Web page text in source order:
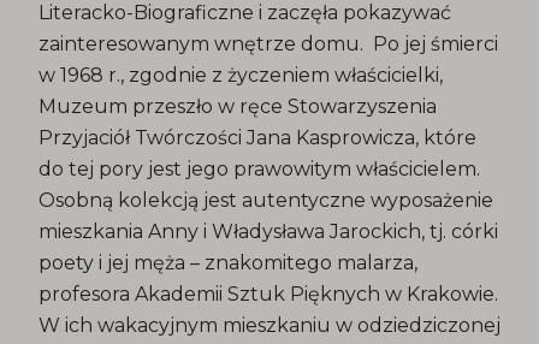
Literacko-Biograficzne i zaczęła pokazywać
zainteresowanym wnętrze domu. Po jej śmierci
w 1968 r., zgodnie z życzeniem właścicielki,
Muzeum przeszło w ręce Stowarzyszenia
Przyjaciół Twórczości Jana Kasprowicza, które
do tej pory jest jego prawowitym właścicielem.
Osobną kolekcją jest autentyczne wyposażenie
mieszkania Anny i Władysława Jarockich, tj. córki
poety i jej męża – znakomitego malarza,
profesora Akademii Sztuk Pięknych w Krakowie.
W ich wakacyjnym mieszkaniu w odziedziczonej